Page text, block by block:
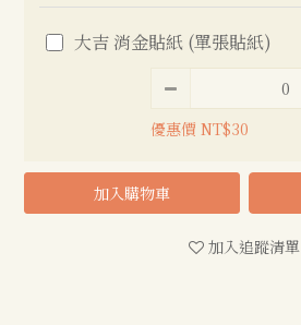
大吉 消金貼紙 (單張貼紙)
優惠價 NT$30
加入購物車
加入追蹤清單